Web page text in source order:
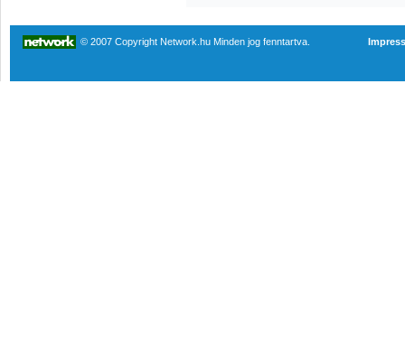
© 2007 Copyright Network.hu Minden jog fenntartva.